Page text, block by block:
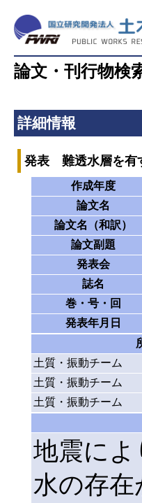
論文・刊行物検
詳細情報
発表 難透水層を有
作成年度
論文名
論文名（和訳）
論文副題
発表会
誌名
巻・号・回
発表年月日
土質・振動チーム
土質・振動チーム
土質・振動チーム
地震に
水の存